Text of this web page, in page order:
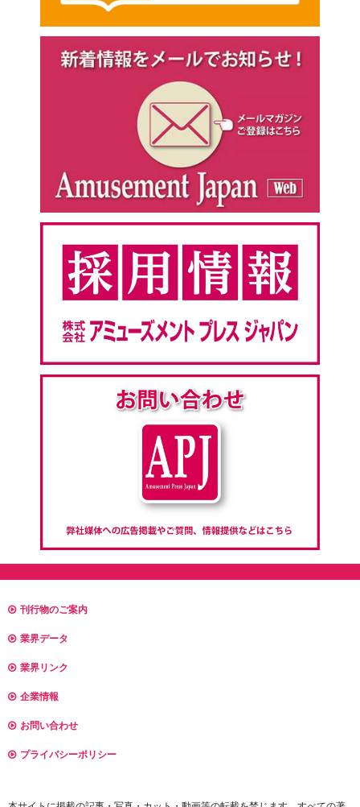
刊行物のご案内
業界データ
業界リンク
企業情報
お問い合わせ
プライバシーポリシー